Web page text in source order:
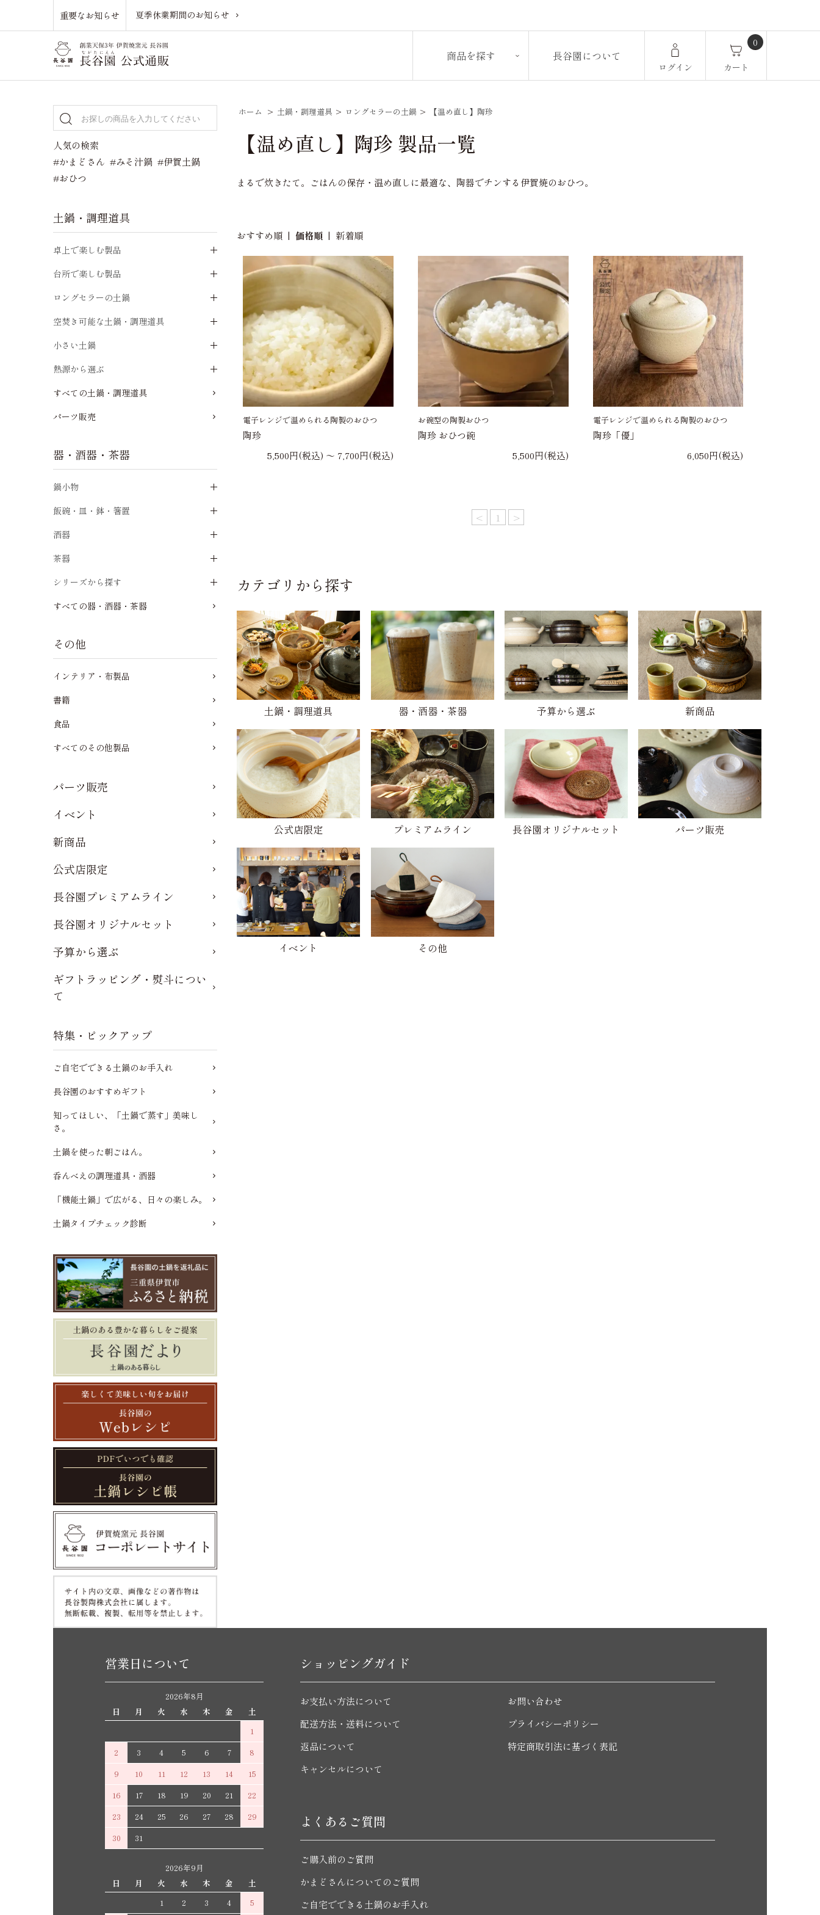
重要なお知らせ 夏季休業期間のお知らせ
商品を探す 長谷園について
ログイン
0
カート
ホーム > 土鍋・調理道具 > ロングセラーの土鍋 > 【温め直し】陶珍
【温め直し】陶珍 製品一覧
まるで炊きたて。ごはんの保存・温め直しに最適な、陶器でチンする伊賀焼のおひつ。
おすすめ順 |価格順 | 新着順
電子レンジで温められる陶製のおひつ
陶珍
5,500円(税込) 〜 7,700円(税込)
お碗型の陶製おひつ
陶珍 おひつ碗
5,500円(税込)
電子レンジで温められる陶製のおひつ
陶珍「優」
6,050円(税込)
< 1 >
カテゴリから探す
土鍋・調理道具 器・酒器・茶器 予算から選ぶ 新商品
公式店限定 プレミアムライン 長谷園オリジナルセット パーツ販売
イベント その他
人気の検索
#かまどさん #みそ汁鍋 #伊賀土鍋
#おひつ
土鍋・調理道具
卓上で楽しむ製品
台所で楽しむ製品
ロングセラーの土鍋
空焚き可能な土鍋・調理道具
小さい土鍋
熱源から選ぶ
すべての土鍋・調理道具
パーツ販売
器・酒器・茶器
鍋小物
飯碗・皿・鉢・箸置
酒器
茶器
シリーズから探す
すべての器・酒器・茶器
その他
インテリア・布製品
書籍
食品
すべてのその他製品
パーツ販売
イベント
新商品
公式店限定
長谷園プレミアムライン
長谷園オリジナルセット
予算から選ぶ
ギフトラッピング・熨斗につい
て
特集・ピックアップ
ご自宅でできる土鍋のお手入れ
長谷園のおすすめギフト
知ってほしい、「土鍋で蒸す」美味し
さ。
土鍋を使った朝ごはん。
呑んべえの調理道具・酒器
「機能土鍋」で広がる、日々の楽しみ。
土鍋タイプチェック診断
営業日について
2026年8月
日
月 火 水 木 金
土
1
2
3 4 5 6 7
8
9
10 11 12 13 14
15
16
17 18 19 20 21
22
23
24 25 26 27 28
29
30
31
2026年9月
日
月 火 水 木 金
土
1
2 3 4 5
ショッピングガイド
お支払い方法について
配送方法・送料について
返品について
キャンセルについて
お問い合わせ
プライバシーポリシー
特定商取引法に基づく表記
よくあるご質問
ご購入前のご質問
かまどさんについてのご質問
ご自宅でできる土鍋のお手入れ